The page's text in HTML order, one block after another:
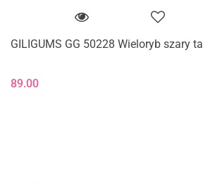
GILIGUMS GG 50228 Wieloryb szary
89.00